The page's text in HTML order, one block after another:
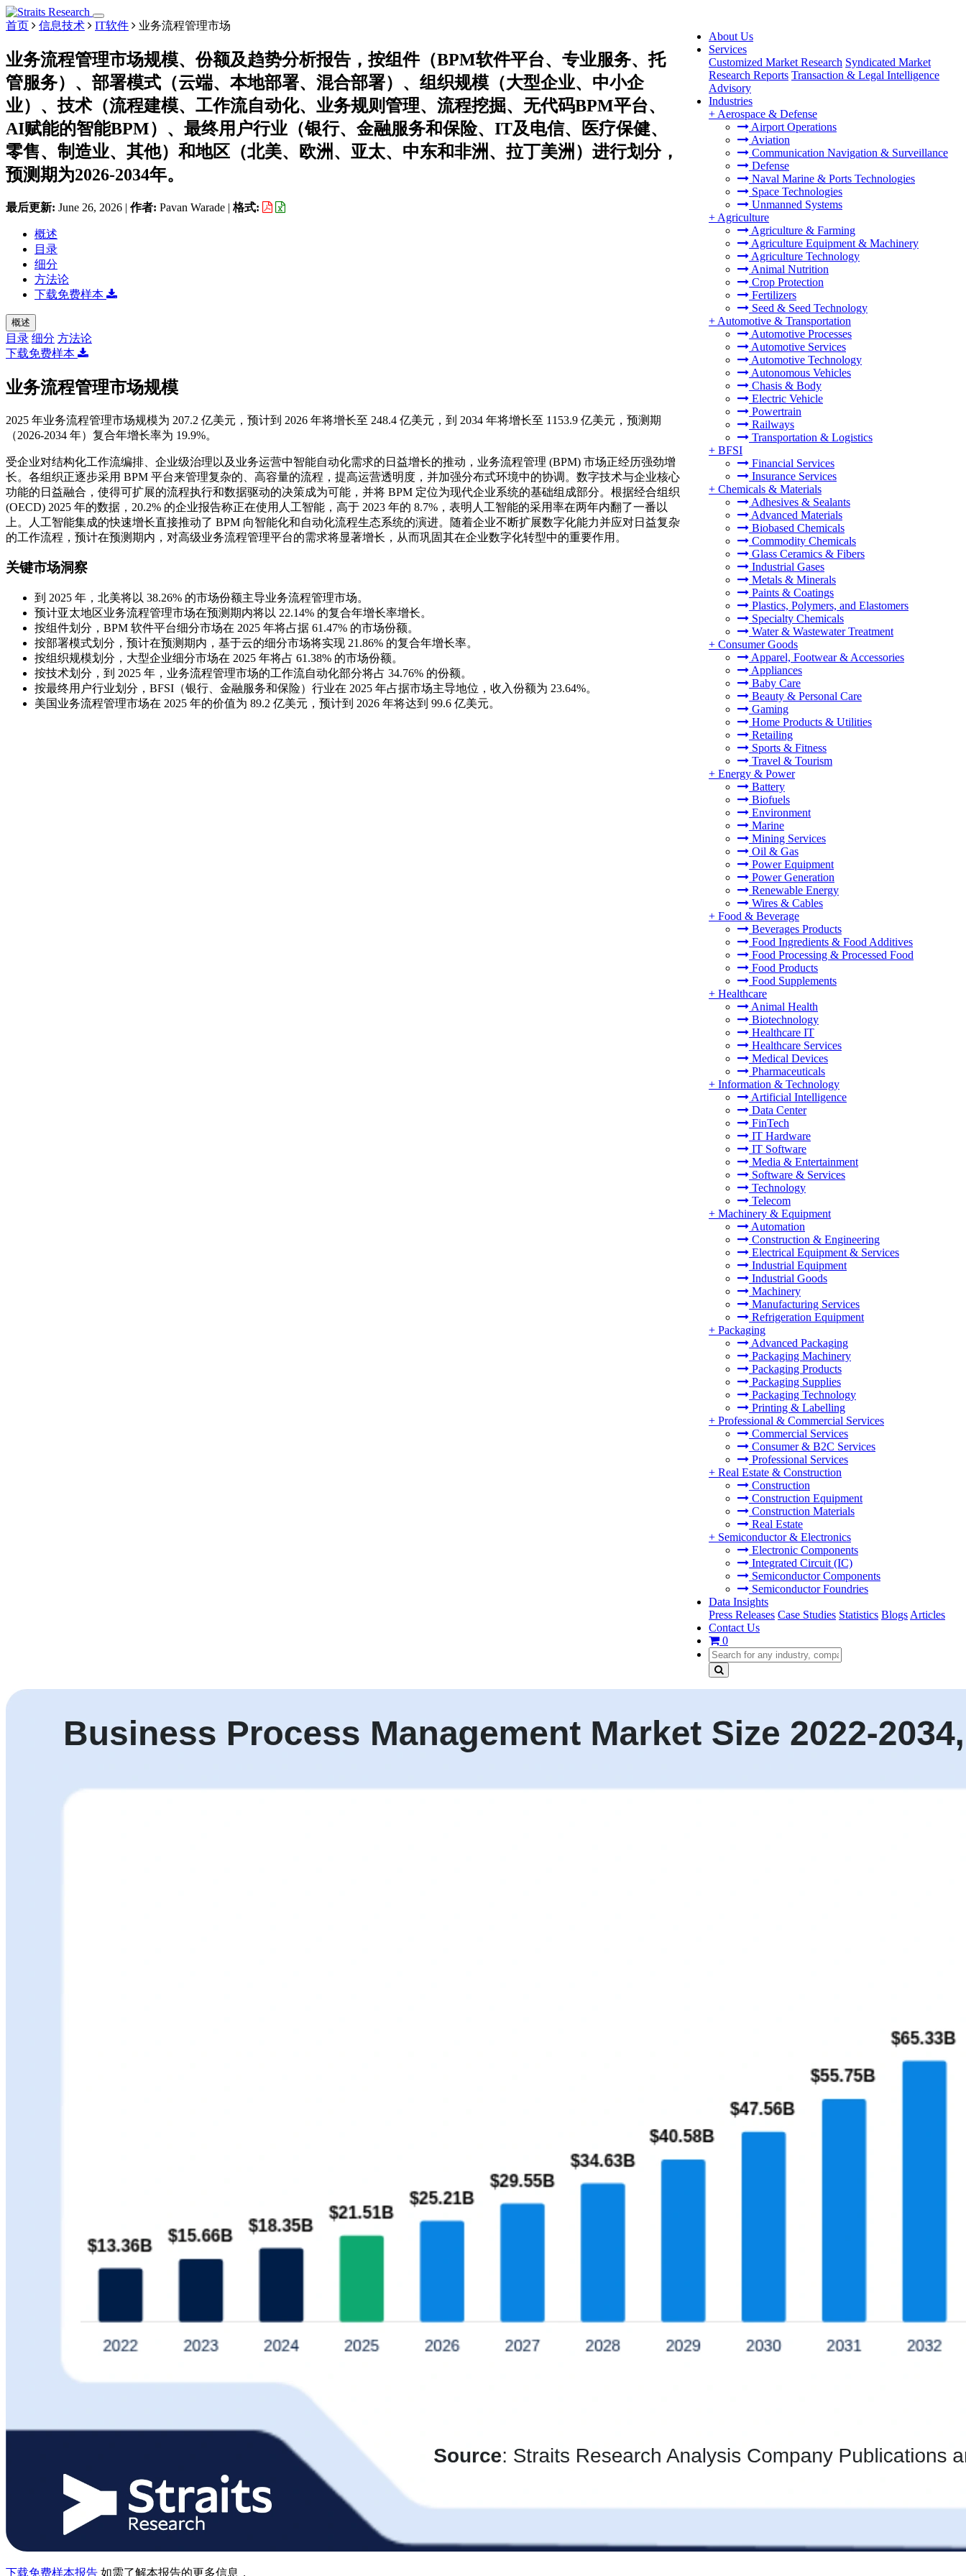
About Us
Services
Customized Market Research Syndicated Market
Research Reports Transaction & Legal Intelligence
Advisory
Industries
+ Aerospace & Defense
Airport Operations
Aviation
Communication Navigation & Surveillance
Defense
Naval Marine & Ports Technologies
Space Technologies
Unmanned Systems
+ Agriculture
Agriculture & Farming
Agriculture Equipment & Machinery
Agriculture Technology
Animal Nutrition
Crop Protection
Fertilizers
Seed & Seed Technology
+ Automotive & Transportation
Automotive Processes
Automotive Services
Automotive Technology
Autonomous Vehicles
Chasis & Body
Electric Vehicle
Powertrain
Railways
Transportation & Logistics
+ BFSI
Financial Services
Insurance Services
+ Chemicals & Materials
Adhesives & Sealants
Advanced Materials
Biobased Chemicals
Commodity Chemicals
Glass Ceramics & Fibers
Industrial Gases
Metals & Minerals
Paints & Coatings
Plastics, Polymers, and Elastomers
Specialty Chemicals
Water & Wastewater Treatment
+ Consumer Goods
Apparel, Footwear & Accessories
Appliances
Baby Care
Beauty & Personal Care
Gaming
Home Products & Utilities
Retailing
Sports & Fitness
Travel & Tourism
+ Energy & Power
Battery
Biofuels
Environment
Marine
Mining Services
Oil & Gas
Power Equipment
Power Generation
Renewable Energy
Wires & Cables
+ Food & Beverage
Beverages Products
Food Ingredients & Food Additives
Food Processing & Processed Food
Food Products
Food Supplements
+ Healthcare
Animal Health
Biotechnology
Healthcare IT
Healthcare Services
Medical Devices
Pharmaceuticals
+ Information & Technology
Artificial Intelligence
Data Center
FinTech
IT Hardware
IT Software
Media & Entertainment
Software & Services
Technology
Telecom
+ Machinery & Equipment
Automation
Construction & Engineering
Electrical Equipment & Services
Industrial Equipment
Industrial Goods
Machinery
Manufacturing Services
Refrigeration Equipment
+ Packaging
Advanced Packaging
Packaging Machinery
Packaging Products
Packaging Supplies
Packaging Technology
Printing & Labelling
+ Professional & Commercial Services
Commercial Services
Consumer & B2C Services
Professional Services
+ Real Estate & Construction
Construction
Construction Equipment
Construction Materials
Real Estate
+ Semiconductor & Electronics
Electronic Components
Integrated Circuit (IC)
Semiconductor Components
Semiconductor Foundries
Data Insights
Press Releases Case Studies Statistics Blogs Articles
Contact Us
0
首页 信息技术 IT软件 业务流程管理市场
业务流程管理市场规模、份额及趋势分析报告，按组件（BPM软件平台、专业服务、托
管服务）、部署模式（云端、本地部署、混合部署）、组织规模（大型企业、中小企
业）、技术（流程建模、工作流自动化、业务规则管理、流程挖掘、无代码BPM平台、
AI赋能的智能BPM）、最终用户行业（银行、金融服务和保险、IT及电信、医疗保健、
零售、制造业、其他）和地区（北美、欧洲、亚太、中东和非洲、拉丁美洲）进行划分，
预测期为2026-2034年。
最后更新: June 26, 2026 | 作者: Pavan Warade | 格式:
概述
目录
细分
方法论
下载免费样本
概述
目录 细分 方法论
下载免费样本
业务流程管理市场规模
2025 年业务流程管理市场规模为 207.2 亿美元，预计到 2026 年将增长至 248.4 亿美元，到 2034 年将增长至 1153.9 亿美元，预测期
（2026-2034 年）复合年增长率为 19.9%。
受企业对结构化工作流编排、企业级治理以及业务运营中智能自动化需求的日益增长的推动，业务流程管理 (BPM) 市场正经历强劲增
长。各组织正逐步采用 BPM 平台来管理复杂的、高容量的流程，提高运营透明度，并加强分布式环境中的协调。数字技术与企业核心
功能的日益融合，使得可扩展的流程执行和数据驱动的决策成为可能，并将 BPM 定位为现代企业系统的基础组成部分。根据经合组织
(OECD) 2025 年的数据，20.2% 的企业报告称正在使用人工智能，高于 2023 年的 8.7%，表明人工智能的采用率在两年内翻了一番以
上。人工智能集成的快速增长直接推动了 BPM 向智能化和自动化流程生态系统的演进。随着企业不断扩展数字化能力并应对日益复杂
的工作流程，预计在预测期内，对高级业务流程管理平台的需求将显著增长，从而巩固其在企业数字化转型中的重要作用。
关键市场洞察
到 2025 年，北美将以 38.26% 的市场份额主导业务流程管理市场。
预计亚太地区业务流程管理市场在预测期内将以 22.14% 的复合年增长率增长。
按组件划分，BPM 软件平台细分市场在 2025 年将占据 61.47% 的市场份额。
按部署模式划分，预计在预测期内，基于云的细分市场将实现 21.86% 的复合年增长率。
按组织规模划分，大型企业细分市场在 2025 年将占 61.38% 的市场份额。
按技术划分，到 2025 年，业务流程管理市场的工作流自动化部分将占 34.76% 的份额。
按最终用户行业划分，BFSI（银行、金融服务和保险）行业在 2025 年占据市场主导地位，收入份额为 23.64%。
美国业务流程管理市场在 2025 年的价值为 89.2 亿美元，预计到 2026 年将达到 99.6 亿美元。
下载免费样本报告 如需了解本报告的更多信息，